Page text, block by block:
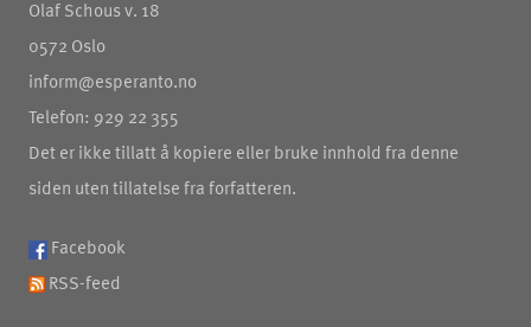
Olaf Schous v. 18
0572 Oslo
inform@esperanto.no
Telefon: 929 22 355
Det er ikke tillatt å kopiere eller bruke innhold fra denne
siden uten tillatelse fra forfatteren.
Facebook
RSS-feed